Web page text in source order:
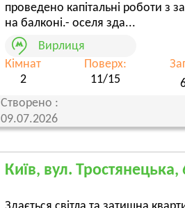
проведено капітальні роботи з
на балконі.- оселя зда...
Вирлиця
Кімнат
2
Поверх:
11/15
Створено :
09.07.2026
Київ, вул. Тростянецька,